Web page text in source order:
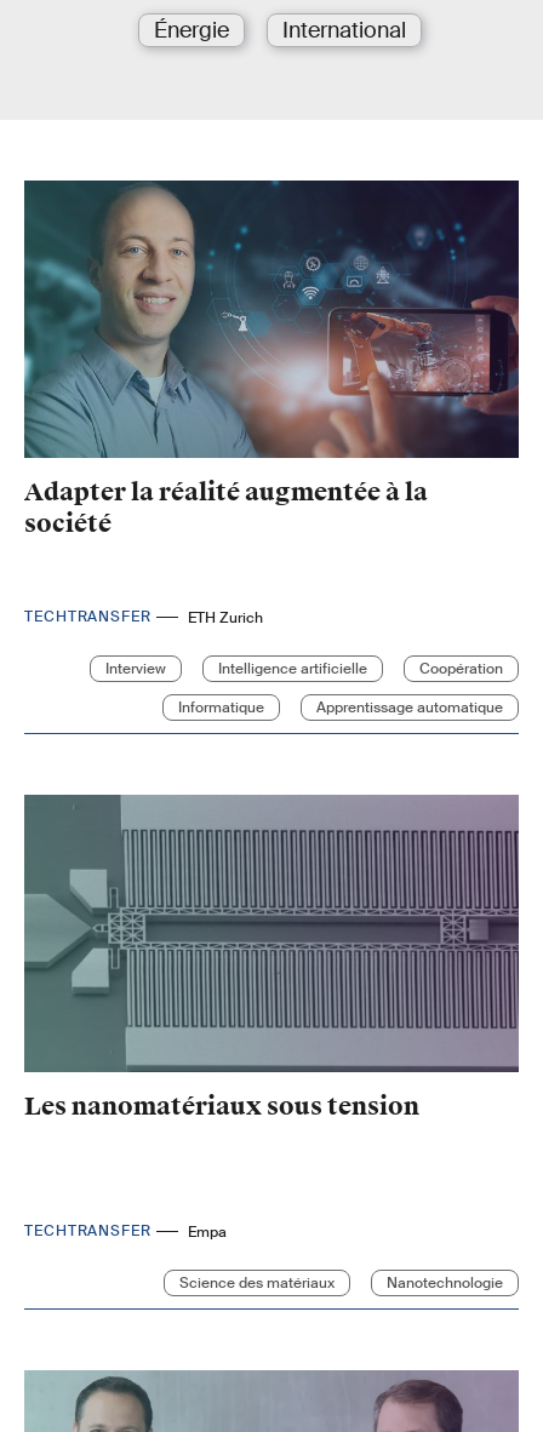
Énergie International
Adapter la réalité augmentée à la
société
TECHTRANSFER ETH Zurich
Interview Intelligence artificielle
Coopération
Informatique
Apprentissage automatique
Les nanomatériaux sous tension
TECHTRANSFER Empa
Science des matériaux Nanotechnologie